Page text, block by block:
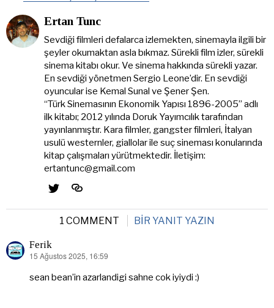
Ertan Tunc
Sevdiği filmleri defalarca izlemekten, sinemayla ilgili bir
şeyler okumaktan asla bıkmaz. Sürekli film izler, sürekli
sinema kitabı okur. Ve sinema hakkında sürekli yazar.
En sevdiği yönetmen Sergio Leone’dir. En sevdiği
oyuncular ise Kemal Sunal ve Şener Şen.
“Türk Sinemasının Ekonomik Yapısı 1896-2005” adlı
ilk kitabı; 2012 yılında Doruk Yayımcılık tarafından
yayınlanmıştır. Kara filmler, gangster filmleri, İtalyan
usulü westernler, giallolar ile suç sineması konularında
kitap çalışmaları yürütmektedir. İletişim:
ertantunc@gmail.com
1 COMMENT BIR YANIT YAZIN
Ferik
dedi
15 Ağustos 2025, 16:59
sean bean’in azarlandigi sahne cok iyiydi :)